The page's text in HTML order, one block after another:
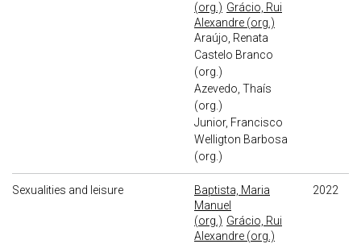
(org.) Grácio, Rui
Alexandre (org.)
Araújo, Renata
Castelo Branco
(org.)
Azevedo, Thaís
(org.)
Junior, Francisco
Welligton Barbosa
(org.)
Sexualities and leisure
Baptista, Maria
Manuel
(org.) Grácio, Rui
Alexandre (org.)
2022